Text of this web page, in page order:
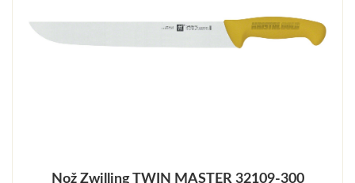
Nož Zwilling TWIN MASTER 32109-300